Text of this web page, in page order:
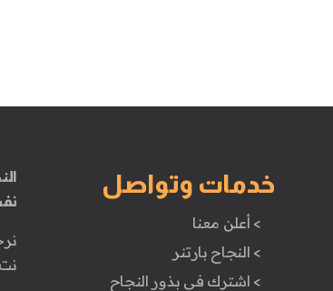
خدمات وتواصل
> أعلن معنا
> النجاح بارتنر
> اشترك في بذور النجاح